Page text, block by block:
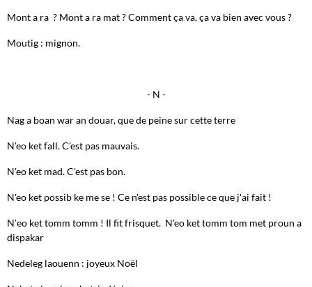
Mont a ra ? Mont a ra mat ? Comment ça va, ça va bien avec vous ?
Moutig : mignon.
- N -
Nag a boan war an douar, que de peine sur cette terre
N'eo ket fall. C'est pas mauvais.
N'eo ket mad. C'est pas bon.
N'eo ket possib ke me se ! Ce n'est pas possible ce que j'ai fait !
N′eo ket tomm tomm ! Il fit frisquet. N'eo ket tomm tom met proun a
dispakar
Nedeleg laouenn : joyeux Noël